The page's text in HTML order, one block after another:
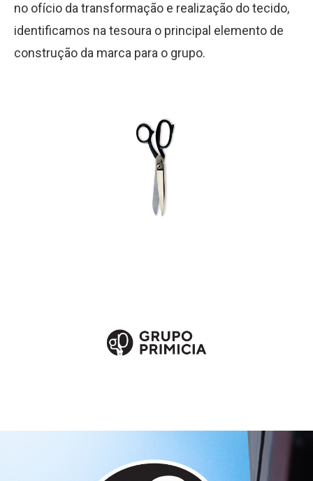
no ofício da transformação e realização do tecido,
identificamos na tesoura o principal elemento de
construção da marca para o grupo.